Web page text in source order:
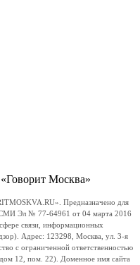
Москва»
Предназначено для
СМИ Эл № 77-64961 от 04 марта 2016
связи, информационных
Адрес: 123298, Москва, ул. 3-я
с ограниченной ответственностью
12, пом. 22). Доменное имя сайта